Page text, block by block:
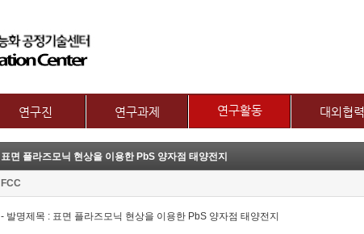
연구진
교수별 연구내용
연구과제
제2그룹 연구주제
연구활동
특허
대외협력
표면 플라즈모닉 현상을 이용한 PbS 양자점 태양전지
FCC
- 발명제목 : 표면 플라즈모닉 현상을 이용한 PbS 양자점 태양전지